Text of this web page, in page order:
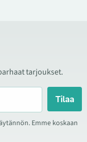
tarjoukset.
Tilaa
Emme koskaan